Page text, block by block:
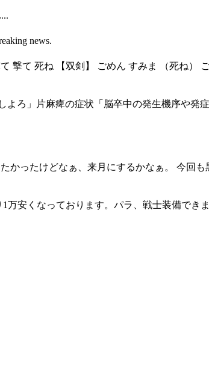
news.
撃て 死ね 【双剣】 ごめん すみま （死ね）
ろ」片麻痺の症状「脳卒中の発生機序や発
かったけどなぁ、来月にするかなぁ。 今回
万安くなっております。パラ、戦士装備でき